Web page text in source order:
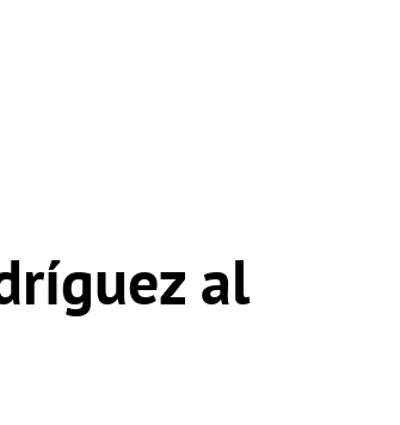
al